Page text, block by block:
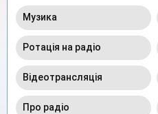
Музика
Ротація на радіо
Відеотрансляція
Про радіо